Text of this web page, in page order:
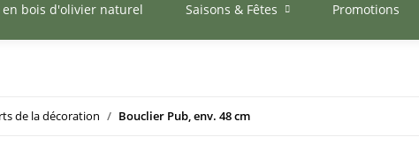
en bois d'olivier naturel Saisons & Fêtes Promotions
de la décoration Bouclier Pub, env. 48 cm